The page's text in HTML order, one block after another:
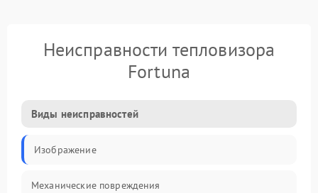
Неисправности тепловизора
Fortuna
Виды неисправностей
Изображение
Механические повреждения